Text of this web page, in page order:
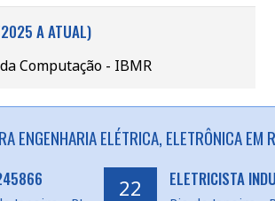
A ATUAL)
Computação - IBMR
ENGENHARIA ELÉTRICA, ELETRÔNICA EM
22 ELETRICISTA